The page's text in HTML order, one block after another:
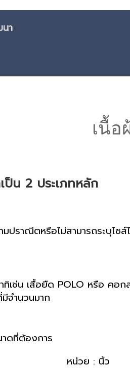
สามัญ ฟอ
เนื้อ
น 2 ประเภทหลัก
ปราณีตหรือไม่สามารถระบุไซส์
าทิเช่น เสื้อยืด POLO หรือ คอ
จำนวนมาก
าดที่ต้องการ
หน่วย : นิ้ว